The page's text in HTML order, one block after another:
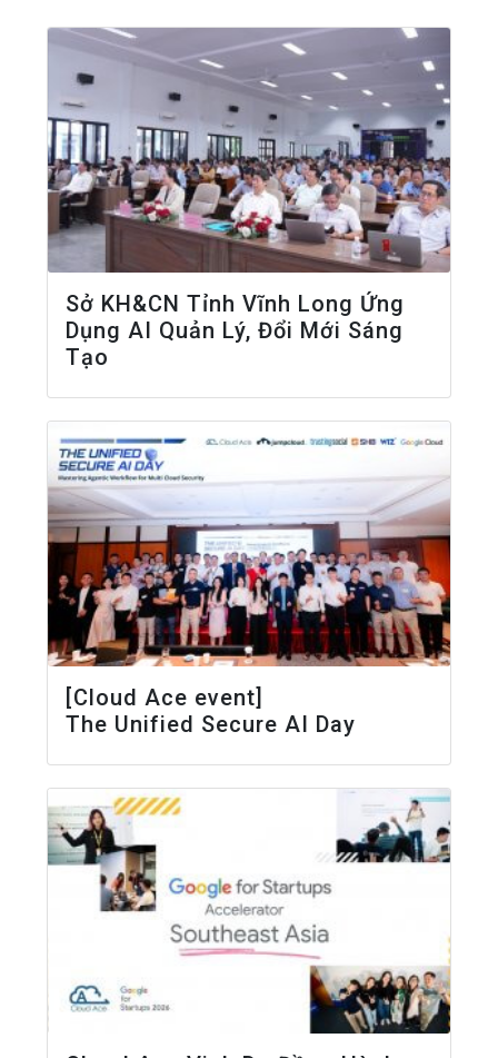
Sở KH&CN Tỉnh Vĩnh Long Ứng
Dụng AI Quản Lý, Đổi Mới Sáng
Tạo
[Cloud Ace event]
The Unified Secure AI Day